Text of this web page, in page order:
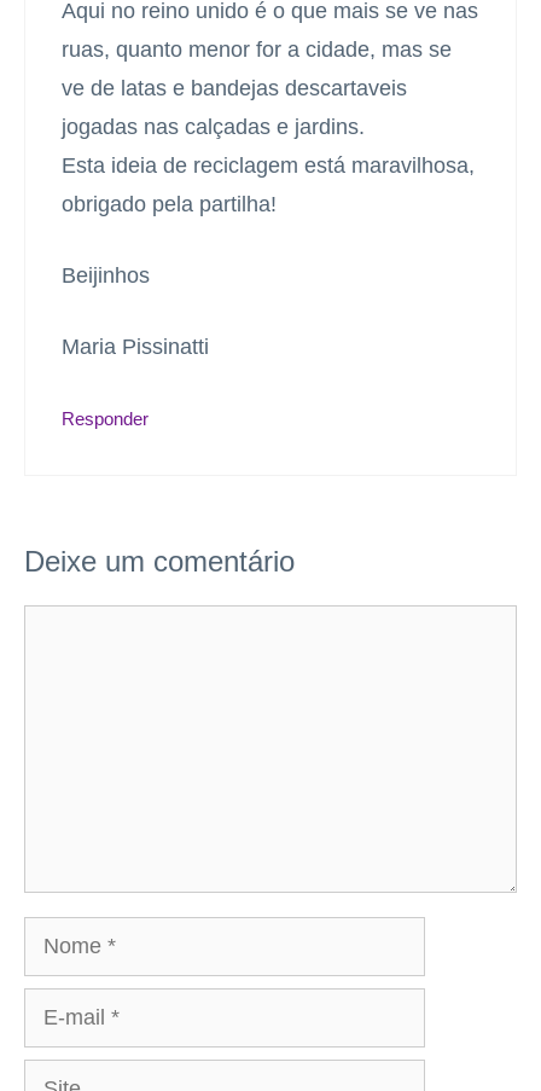
Aqui no reino unido é o que mais se ve nas
ruas, quanto menor for a cidade, mas se
ve de latas e bandejas descartaveis
jogadas nas calçadas e jardins.
Esta ideia de reciclagem está maravilhosa,
obrigado pela partilha!
Beijinhos
Maria Pissinatti
Responder
Deixe um comentário
Nome
mail
Site